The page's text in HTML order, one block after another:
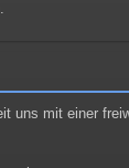
uns mit einer